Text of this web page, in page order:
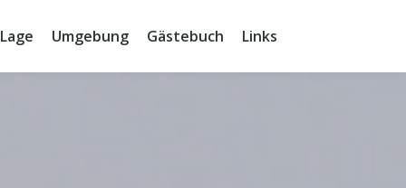
Lage Umgebung Gästebuch Links